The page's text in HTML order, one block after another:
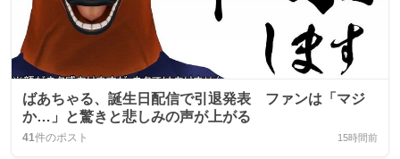
ばあちゃる、誕生日配信で引退発表 ファンは「マジ
か…」と驚きと悲しみの声が上がる
41件のポスト 15時間前